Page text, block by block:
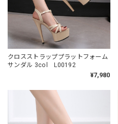
クロスストラッププラットフォーム
サンダル 3col L00192
¥7,980